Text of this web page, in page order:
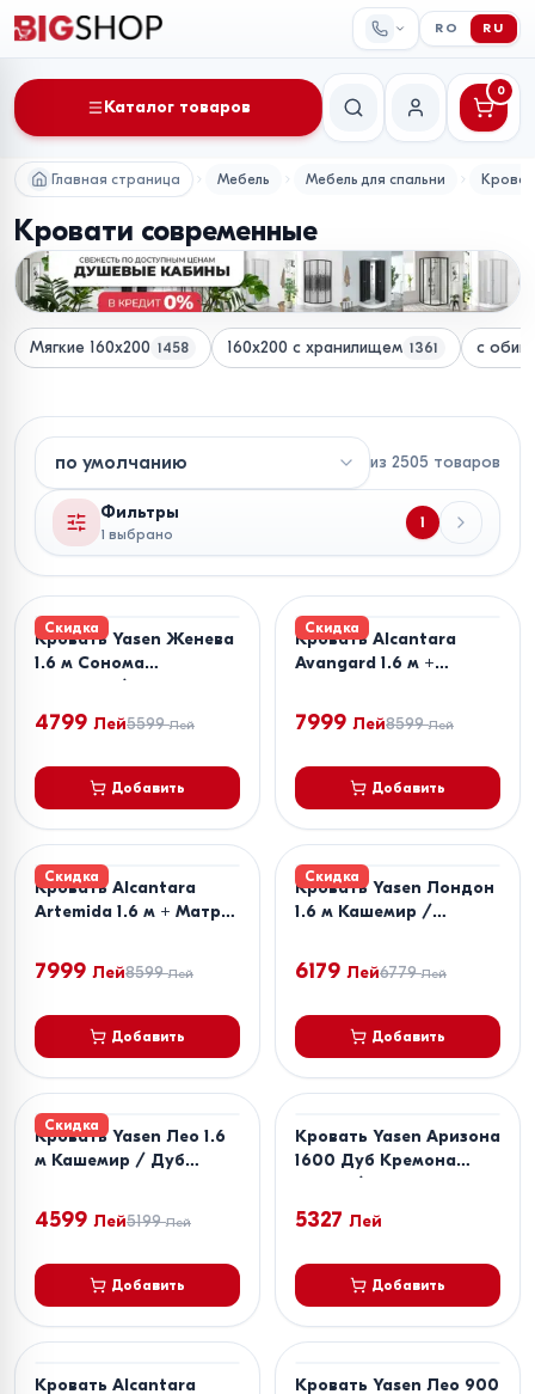
RO RU
Каталог товаров
Поиск Мой аккаунт
0
Главная страница Мебель Мебель для спальни
Кровати современные
Мягкие 160x200 1458 160x200 с хранилищем 1361 с
из 2505 товаров
Фильтры
1 выбрано
1
Скидка
Кровать Yasen Женева
1.6 м Сонома
Трюфель/Венге Магия
+ Матрас Salt Confort
Clasic 160x200
4799 Лей5599 Лей
Добавить
Скидка
Кровать Alcantara
Avangard 1.6 м +
Clasic 160x200
7999 Лей8599 Лей
Добавить
Скидка
Кровать Alcantara
Artemida 1.6 м + Матрас
160x200
7999 Лей8599 Лей
Добавить
Скидка
Кровать Yasen Лондон
1.6 м Кашемир /
Salt Confort Clasic
160x200
6179 Лей6779 Лей
Добавить
Скидка
Кровать Yasen Лео 1.6
м Кашемир / Дуб
Confort Clasic 160x200
4599 Лей5199 Лей
Добавить
Кровать Yasen Аризона
1600 Дуб Кремона
Торро / Кашемир
5327 Лей
Добавить
Кровать Alcantara
Кровать Yasen Лео 900